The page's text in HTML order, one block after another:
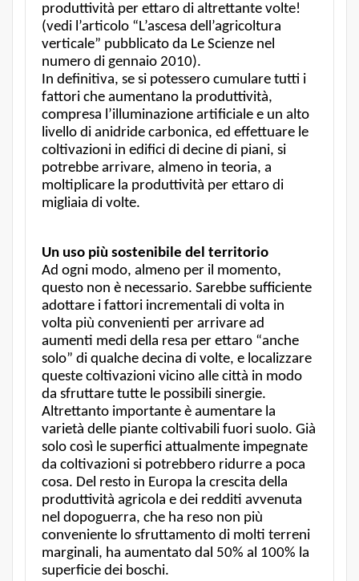
produttività per ettaro di altrettante volte!
(vedi l’articolo “L’ascesa dell’agricoltura
verticale” pubblicato da Le Scienze nel
numero di gennaio 2010).
In definitiva, se si potessero cumulare tutti i
fattori che aumentano la produttività,
compresa l’illuminazione artificiale e un alto
livello di anidride carbonica, ed effettuare le
coltivazioni in edifici di decine di piani, si
potrebbe arrivare, almeno in teoria, a
moltiplicare la produttività per ettaro di
migliaia di volte.
Un uso più sostenibile del territorio
Ad ogni modo, almeno per il momento,
questo non è necessario. Sarebbe sufficiente
adottare i fattori incrementali di volta in
volta più convenienti per arrivare ad
aumenti medi della resa per ettaro “anche
solo” di qualche decina di volte, e localizzare
queste coltivazioni vicino alle città in modo
da sfruttare tutte le possibili sinergie.
Altrettanto importante è aumentare la
varietà delle piante coltivabili fuori suolo. Già
solo così le superfici attualmente impegnate
da coltivazioni si potrebbero ridurre a poca
cosa. Del resto in Europa la crescita della
produttività agricola e dei redditi avvenuta
nel dopoguerra, che ha reso non più
conveniente lo sfruttamento di molti terreni
marginali, ha aumentato dal 50% al 100% la
superficie dei boschi.